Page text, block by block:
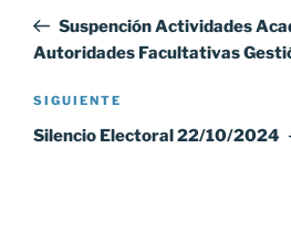
entradas
anterior:
Suspención Actividades
Autoridades Facultativas
Siguiente
entrada
SIGUIENTE
Silencio Electoral 22/10/2024